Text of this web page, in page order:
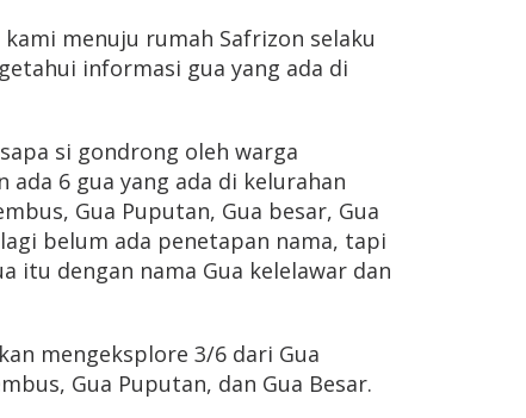
kami menuju rumah Safrizon selaku
informasi gua yang ada di
si gondrong oleh warga
ada 6 gua yang ada di kelurahan
Gua Puputan, Gua besar, Gua
belum ada penetapan nama, tapi
itu dengan nama Gua kelelawar dan
mengeksplore 3/6 dari Gua
Gua Puputan, dan Gua Besar.